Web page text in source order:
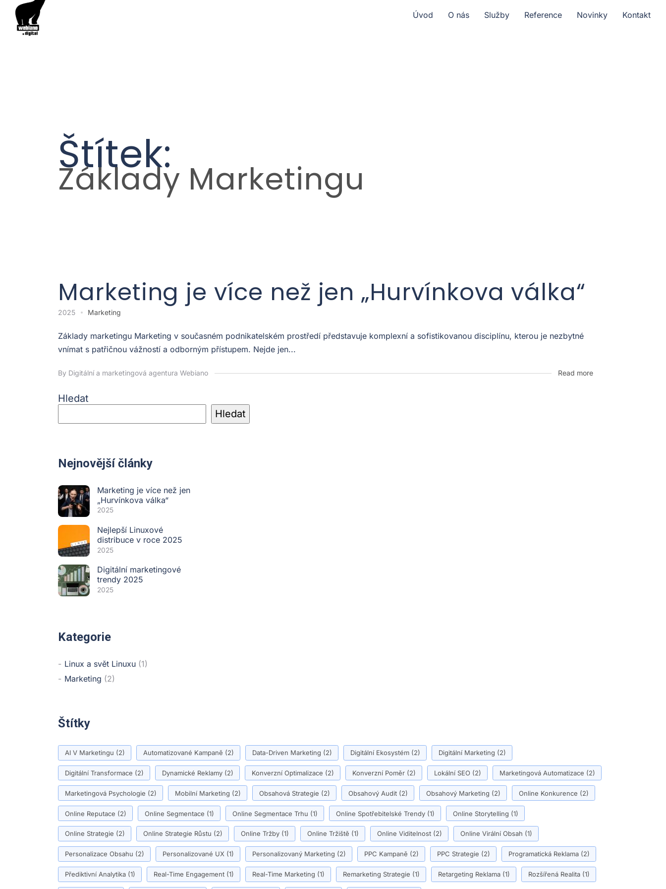
Úvod O nás Služby Reference Novinky Kontakt
Štítek:
Základy Marketingu
Marketing je více než jen „Hurvínkova válka“
2025 Marketing
Základy marketingu Marketing v současném podnikatelském prostředí představuje komplexní a sofistikovanou disciplínu, kterou je nezbytné
vnímat s patřičnou vážností a odborným přístupem. Nejde jen...
By Digitální a marketingová agentura Webiano Read more
Hledat
Hledat
Nejnovější články
Marketing je více než jen
„Hurvínkova válka“
2025
Nejlepší Linuxové
distribuce v roce 2025
2025
Digitální marketingové
trendy 2025
2025
Kategorie
Linux a svět Linuxu (1)
Marketing (2)
Štítky
AI V Marketingu (2) Automatizované Kampaně (2) Data-Driven Marketing (2) Digitální Ekosystém(2) Digitální Marketing (2)
Digitální Transformace (2) Dynamické Reklamy(2) Konverzní Optimalizace (2) Konverzní Poměr(2) Lokální SEO(2) Marketingová Automatizace (2)
Marketingová Psychologie (2) Mobilní Marketing (2) Obsahová Strategie (2) Obsahový Audit(2) Obsahový Marketing (2) Online Konkurence (2)
Online Reputace (2) Online Segmentace (1) Online Segmentace Trhu (1) Online Spotřebitelské Trendy(1) Online Storytelling (1)
Online Strategie (2) Online Strategie Růstu (2) Online Tržby(1) Online Tržiště (1) Online Viditelnost(2) Online Virální Obsah (1)
Personalizace Obsahu (2) Personalizované UX(1) Personalizovaný Marketing (2) PPC Kampaně (2) PPC Strategie (2) Programatická Reklama(2)
Přediktivní Analytika(1) Real-Time Engagement(1) Real-Time Marketing (1) Remarketing Strategie (1) Retargeting Reklama(1) Rozšířená Realita(1)